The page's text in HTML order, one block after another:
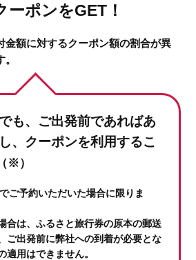
ーポンをGET！
額に対するクーポン額の割合が異
も、ご出発前であればあ
、クーポンを利用するこ
※）
ご予約いただいた場合に限りま
合は、ふるさと旅行券の原本の郵送
ご出発前に弊社への到着が必要とな
適用はできません。